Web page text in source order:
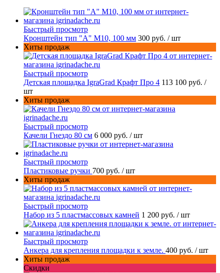
Быстрый просмотр
Кронштейн тип "A" M10, 100 мм 300 руб. / шт
Хиты продаж
Быстрый просмотр
Детская площадка IgraGrad Крафт Про 4 113 100 руб. /
шт
Хиты продаж
Быстрый просмотр
Качели Гнездо 80 см 6 000 руб. / шт
Быстрый просмотр
Пластиковые ручки 700 руб. / шт
Хиты продаж
Быстрый просмотр
Набор из 5 пластмассовых камней 1 200 руб. / шт
Быстрый просмотр
Анкера для крепления площадки к земле. 400 руб. / шт
Хиты продаж
Скидки